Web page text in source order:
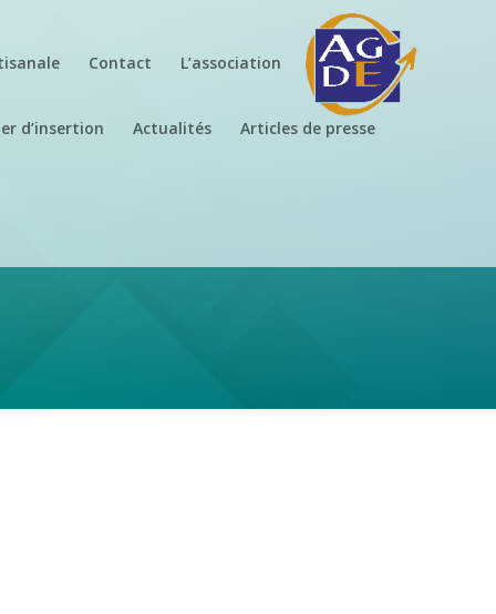
Contact L’association
d’insertion Actualités Articles de presse